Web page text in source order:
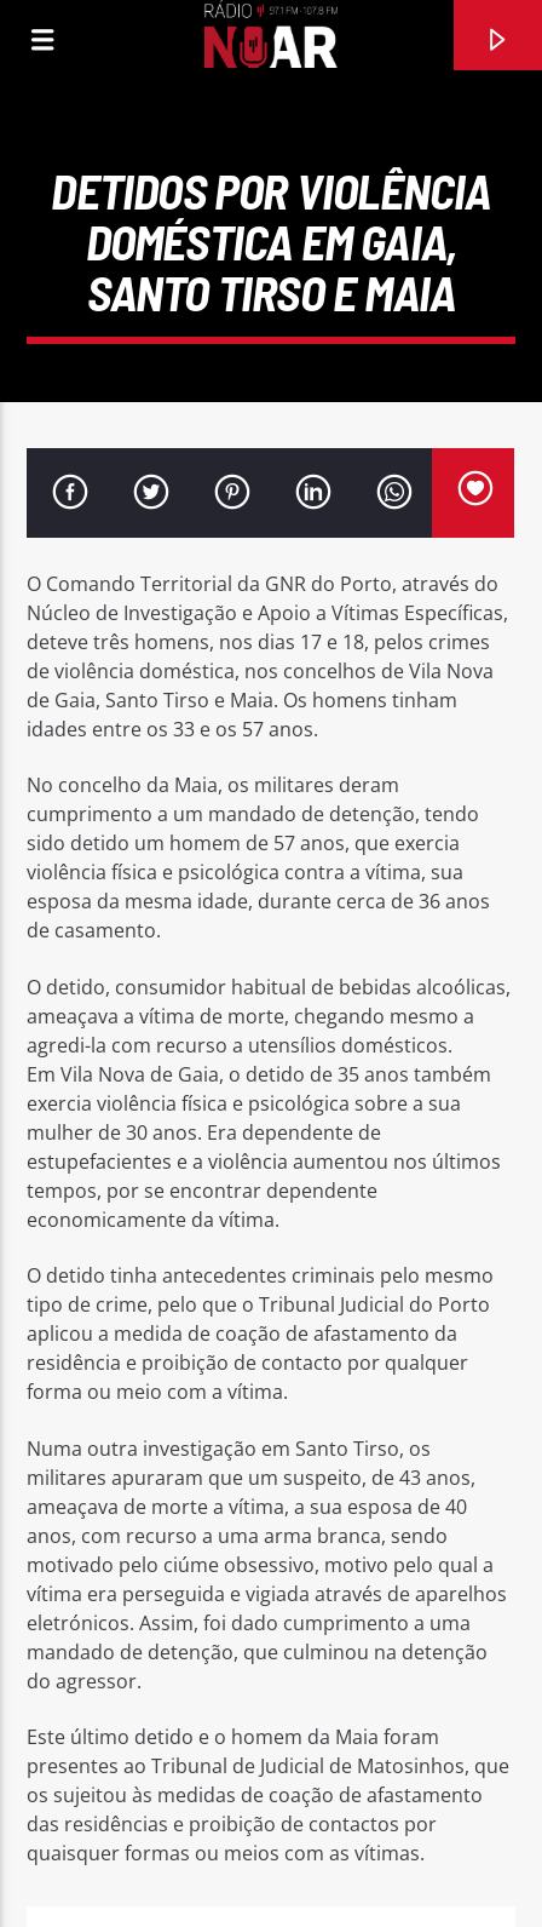
DOUTOR E DOENTE (FEAT RUIZINHO DE PENACOVA)
Rádio No ar
DETIDOS POR VIOLÊNCIA
DOMÉSTICA EM GAIA,
SANTO TIRSO E MAIA
O Comando Territorial da GNR do Porto, através do
Núcleo de Investigação e Apoio a Vítimas Específicas,
deteve três homens, nos dias 17 e 18, pelos crimes
de violência doméstica, nos concelhos de Vila Nova
de Gaia, Santo Tirso e Maia. Os homens tinham
idades entre os 33 e os 57 anos.
No concelho da Maia, os militares deram
cumprimento a um mandado de detenção, tendo
sido detido um homem de 57 anos, que exercia
violência física e psicológica contra a vítima, sua
esposa da mesma idade, durante cerca de 36 anos
de casamento.
O detido, consumidor habitual de bebidas alcoólicas,
ameaçava a vítima de morte, chegando mesmo a
agredi-la com recurso a utensílios domésticos.
Em Vila Nova de Gaia, o detido de 35 anos também
exercia violência física e psicológica sobre a sua
mulher de 30 anos. Era dependente de
estupefacientes e a violência aumentou nos últimos
tempos, por se encontrar dependente
economicamente da vítima.
O detido tinha antecedentes criminais pelo mesmo
tipo de crime, pelo que o Tribunal Judicial do Porto
aplicou a medida de coação de afastamento da
residência e proibição de contacto por qualquer
forma ou meio com a vítima.
Numa outra investigação em Santo Tirso, os
militares apuraram que um suspeito, de 43 anos,
ameaçava de morte a vítima, a sua esposa de 40
anos, com recurso a uma arma branca, sendo
motivado pelo ciúme obsessivo, motivo pelo qual a
vítima era perseguida e vigiada através de aparelhos
eletrónicos. Assim, foi dado cumprimento a uma
mandado de detenção, que culminou na detenção
do agressor.
Este último detido e o homem da Maia foram
presentes ao Tribunal de Judicial de Matosinhos, que
os sujeitou às medidas de coação de afastamento
das residências e proibição de contactos por
quaisquer formas ou meios com as vítimas.